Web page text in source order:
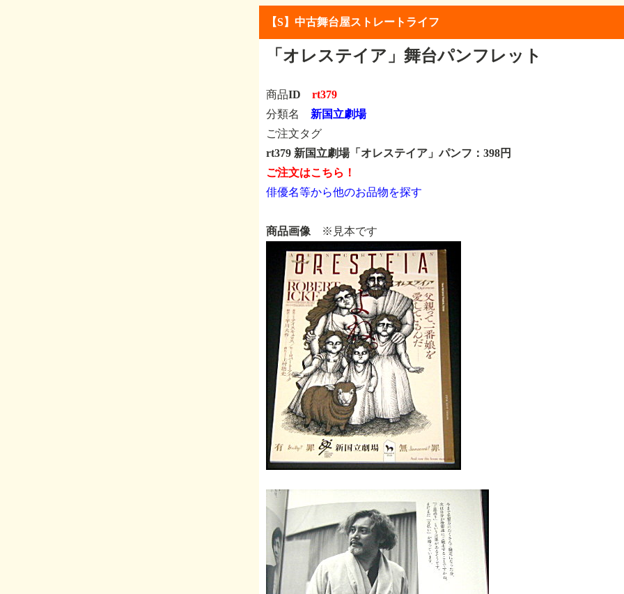
【S】中古舞台屋ストレートライフ
「オレステイア」舞台パンフレット
商品ID rt379
分類名 新国立劇場
ご注文タグ
rt379 新国立劇場「オレステイア」パンフ：398円
ご注文はこちら！
俳優名等から他のお品物を探す
商品画像 ※見本です